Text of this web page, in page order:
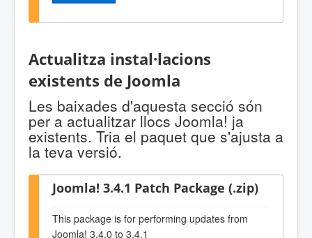
Actualitza instal·lacions
existents de Joomla
Les baixades d'aquesta secció són
per a actualitzar llocs Joomla! ja
existents. Tria el paquet que s'ajusta a
la teva versió.
Joomla! 3.4.1 Patch Package (.zip)
This package is for performing updates from
Joomla! 3.4.0 to 3.4.1